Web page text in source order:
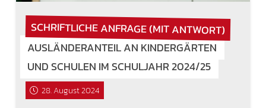
SCHRIFTLICHE ANFRAGE (MIT ANTWORT)
AUSLÄNDERANTEIL AN KINDERGÄRTEN
UND SCHULEN IM SCHULJAHR 2024/25
28. August 2024